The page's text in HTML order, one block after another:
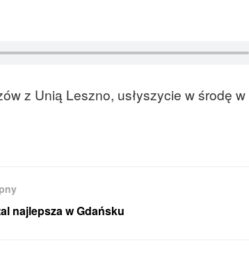
z Unią Leszno, usłyszycie w środę w
najlepsza w Gdańsku